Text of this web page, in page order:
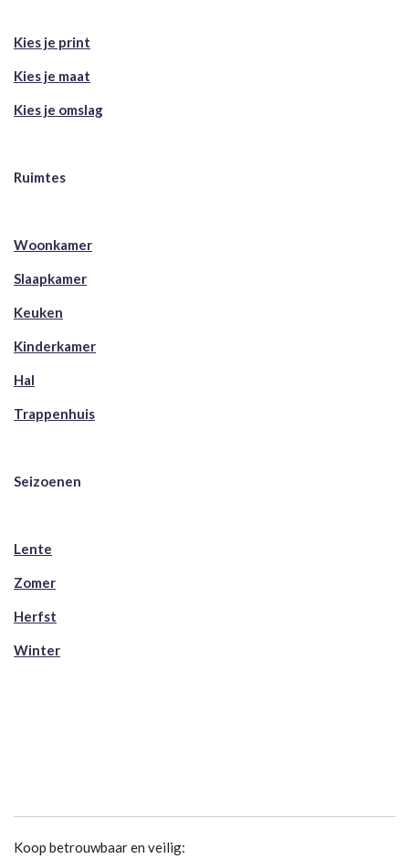
Kies je print
Kies je maat
Kies je omslag
Ruimtes
Woonkamer
Slaapkamer
Keuken
Kinderkamer
Hal
Trappenhuis
Seizoenen
Lente
Zomer
Herfst
Winter
Koop betrouwbaar en veilig: